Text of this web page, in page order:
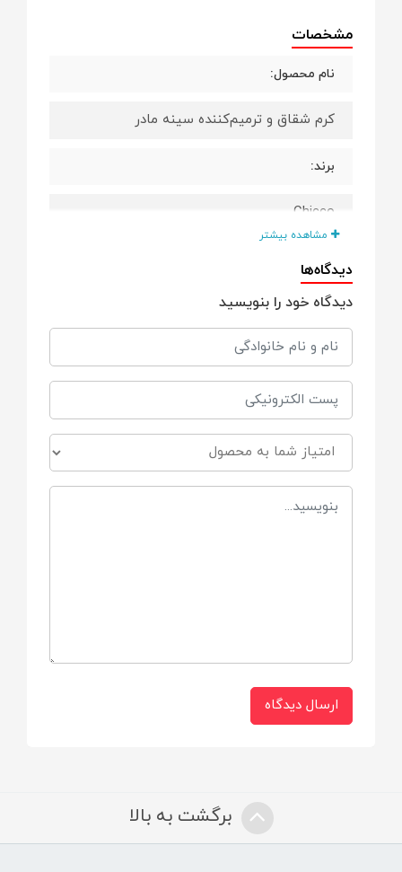
مشخصات
نام محصول:
کرم شقاق و ترمیم‌کننده سینه مادر
برند:
Chicco
کاربری اصلی:
ترمیم، محافظت و تسکین پوست آسیب‌دیده
سینه مادر
مناسب برای:
مادران در دوران شیردهی
نوع محصول:
کرم درمانی و محافظ پوستی مخصوص
ایجاد لایه محافظ روی پوست برای جلوگیری از
آسیب مجدد
لانولین با خلوص بالا برای بازسازی و نرم‌کنندگی
پوست
مشاهده بیشتر
دیدگاه‌ها
دیدگاه خود را بنویسید
ارسال دیدگاه
برگشت به بالا